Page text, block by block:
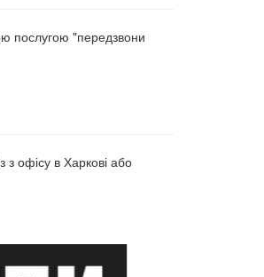
послугою "передзвони
офісу в Харкові або